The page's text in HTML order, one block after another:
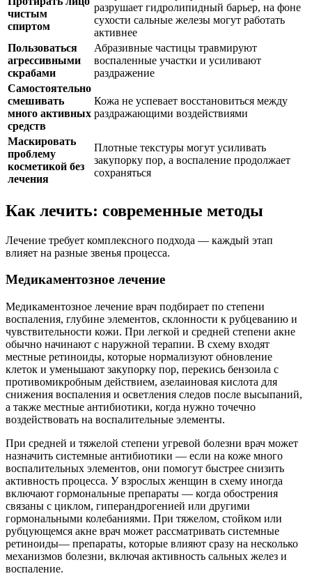
чистым
спиртом
разрушает гидролипидный барьер, на фоне
сухости сальные железы могут работать
активнее
Пользоваться
агрессивными
скрабами
Абразивные частицы травмируют
воспаленные участки и усиливают
раздражение
Самостоятельно
смешивать
много активных
средств
Кожа не успевает восстановиться между
раздражающими воздействиями
Маскировать
проблему
косметикой без
лечения
Плотные текстуры могут усиливать
закупорку пор, а воспаление продолжает
сохраняться
Как лечить: современные методы
Лечение требует комплексного подхода — каждый этап
влияет на разные звенья процесса.
Медикаментозное лечение
Медикаментозное лечение врач подбирает по степени
воспаления, глубине элементов, склонности к рубцеванию и
чувствительности кожи. При легкой и средней степени акне
обычно начинают с наружной терапии. В схему входят
местные ретиноиды, которые нормализуют обновление
клеток и уменьшают закупорку пор, перекись бензоила с
противомикробным действием, азелаиновая кислота для
снижения воспаления и осветления следов после высыпаний,
а также местные антибиотики, когда нужно точечно
воздействовать на воспалительные элементы.
При средней и тяжелой степени угревой болезни врач может
назначить системные антибиотики — если на коже много
воспалительных элементов, они помогут быстрее снизить
активность процесса. У взрослых женщин в схему иногда
включают гормональные препараты — когда обострения
связаны с циклом, гиперандрогенией или другими
гормональными колебаниями. При тяжелом, стойком или
рубцующемся акне врач может рассматривать системные
ретиноиды— препараты, которые влияют сразу на несколько
механизмов болезни, включая активность сальных желез и
воспаление.